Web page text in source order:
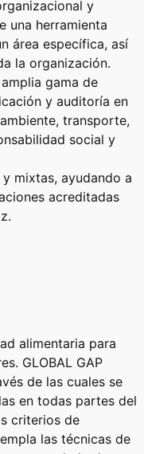
y
una herramienta
área específica, así
la organización.
gama de
y auditoría en
transporte,
social y
mixtas, ayudando a
acreditadas
alimentaria para
GLOBAL GAP
de las cuales se
en todas partes del
criterios de
las técnicas de